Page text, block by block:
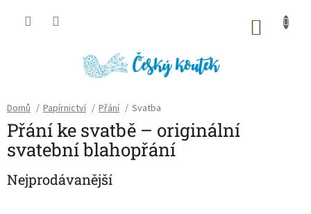
Domů / Papírnictví / Přání / Svatba
Přání ke svatbě – originální
svatební blahopřání
Nejprodávanější